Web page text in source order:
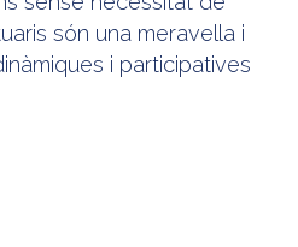
són una meravella i
i participatives